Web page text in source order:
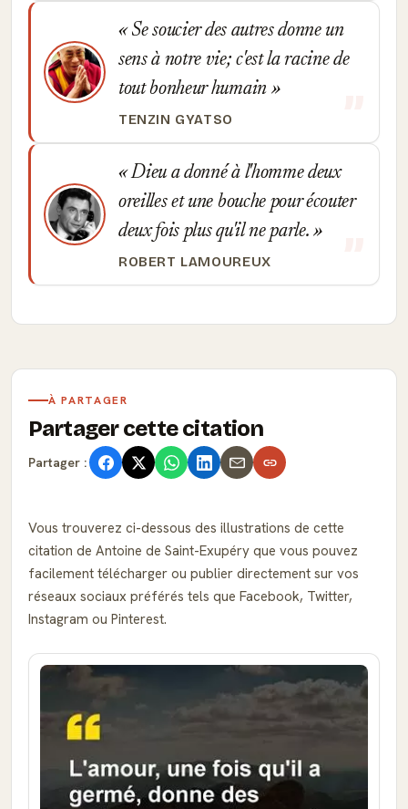
Se soucier des autres donne un
sens à notre vie; c'est la racine de
tout bonheur humain
TENZIN GYATSO
Dieu a donné à l'homme deux
oreilles et une bouche pour écouter
deux fois plus qu'il ne parle.
ROBERT LAMOUREUX
À PARTAGER
Partager cette citation
Partager :
Vous trouverez ci-dessous des illustrations de cette
citation de Antoine de Saint-Exupéry que vous pouvez
facilement télécharger ou publier directement sur vos
réseaux sociaux préférés tels que Facebook, Twitter,
Instagram ou Pinterest.